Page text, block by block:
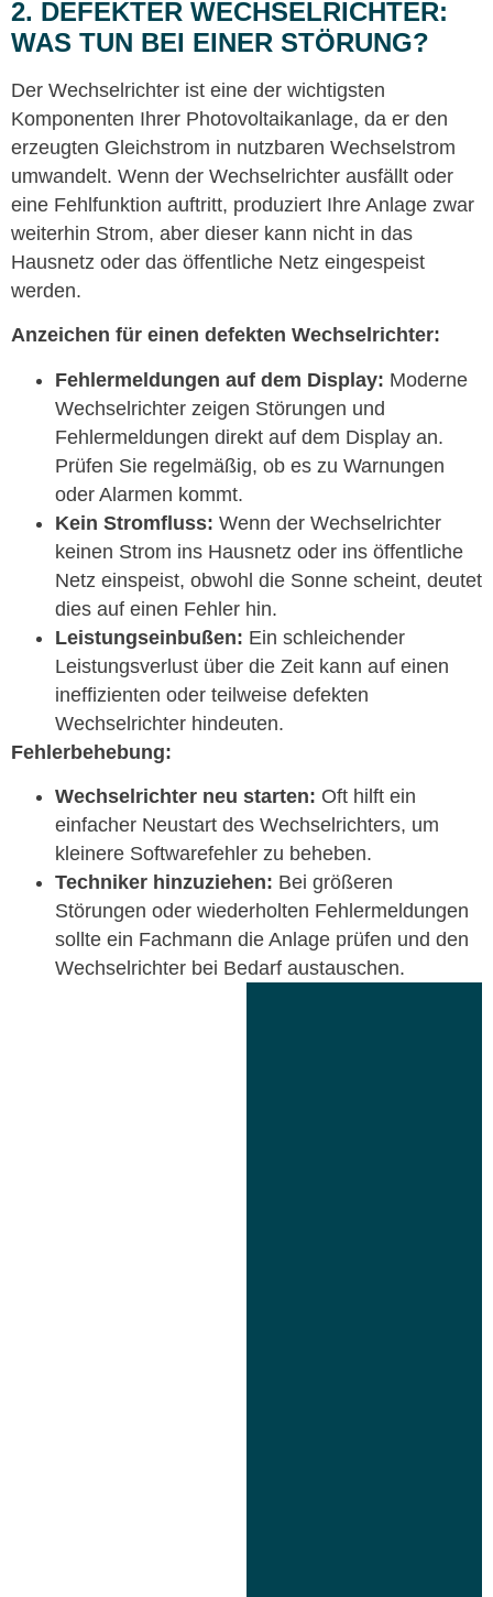
2. DEFEKTER WECHSELRICHTER:
WAS TUN BEI EINER STÖRUNG?
Der Wechselrichter ist eine der wichtigsten
Komponenten Ihrer Photovoltaikanlage, da er den
erzeugten Gleichstrom in nutzbaren Wechselstrom
umwandelt. Wenn der Wechselrichter ausfällt oder
eine Fehlfunktion auftritt, produziert Ihre Anlage zwar
weiterhin Strom, aber dieser kann nicht in das
Hausnetz oder das öffentliche Netz eingespeist
werden.
Anzeichen für einen defekten Wechselrichter:
Fehlermeldungen auf dem Display: Moderne
Wechselrichter zeigen Störungen und
Fehlermeldungen direkt auf dem Display an.
Prüfen Sie regelmäßig, ob es zu Warnungen
oder Alarmen kommt.
Kein Stromfluss: Wenn der Wechselrichter
keinen Strom ins Hausnetz oder ins öffentliche
Netz einspeist, obwohl die Sonne scheint, deutet
dies auf einen Fehler hin.
Leistungseinbußen: Ein schleichender
Leistungsverlust über die Zeit kann auf einen
ineffizienten oder teilweise defekten
Wechselrichter hindeuten.
Fehlerbehebung:
Wechselrichter neu starten: Oft hilft ein
einfacher Neustart des Wechselrichters, um
kleinere Softwarefehler zu beheben.
Techniker hinzuziehen: Bei größeren
Störungen oder wiederholten Fehlermeldungen
sollte ein Fachmann die Anlage prüfen und den
Wechselrichter bei Bedarf austauschen.